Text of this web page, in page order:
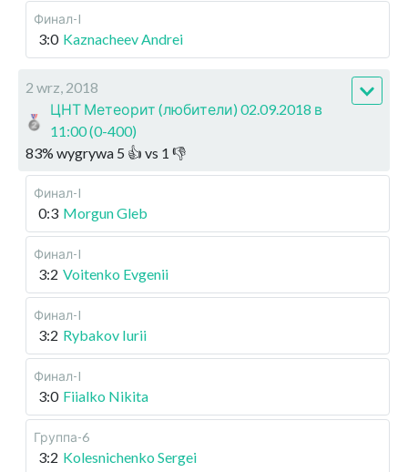
Финал-I
3:0 Kaznacheev Andrei
2 wrz, 2018
ЦНТ Метеорит (любители) 02.09.2018 в
11:00 (0-400)
83% wygrywa 5 👍 vs 1 👎
Финал-I
0:3 Morgun Gleb
Финал-I
3:2 Voitenko Evgenii
Финал-I
3:2 Rybakov Iurii
Финал-I
3:0 Fiialko Nikita
Группа-6
3:2 Kolesnichenko Sergei